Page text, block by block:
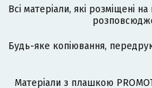
Всі матеріали, які розміщені
Будь-яке копіювання,
Матеріали з плашкою